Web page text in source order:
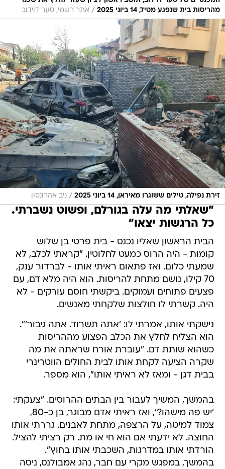
מהריסות בית שנפגע מטיל, 14 ביוני 2025
/ אתר רשמי, סער דוידוב
זירת נפילה, טילים ששוגרו מאיראן, 14 ביוני 2025 / ניב אהרונסון
"שאלתי מה עלה בגורלם, ופשוט נשברתי.
כל הרגשות יצאו"
הבית הראשון שאליו נכנס - בית פרטי בן שלוש
קומות - היה הרוס כמעט לחלוטין. "קראתי לכלב, לא
שמעתי כלום. ואז פתאום ראיתי אותו - לברדור ענק,
70 קילו, נושם מתחת להריסות. הוא היה מלא דם, עם
פצעים פתוחים ועמוקים. ביקשתי חוסם עורקים - לא
היה. קשרתי לו חולצות שלקחתי מאנשים.
נישקתי אותו, אמרתי לו: 'אתה תשרוד. אתה גיבור'".
הוא הצליח לחלץ את הכלב הפצוע מההריסות
כשהוא שותת דם. "עוברת אורח שראתה את מה
שקרה הציעה לקחת אותו לבית החולים הווטרינרי
בבית דגן - ומאז לא ראיתי אותו", הוא מספר.
בהמשך, המשיך לעבור בין הבתים ההרוסים. "צעקתי:
'יש פה מישהו?', ואז ראיתי אדם מבוגר, בן כ-80,
צמוד למיטה, על הרצפה, מתחת לאבנים. גררתי אותו
החוצה. לא ידעתי אם הוא חי או מת. רק רציתי להציל.
הורדתי אותו במדרגות, השכבתי אותו בחוץ".
בהמשך, במפגש מקרי עם חבר, נהג אמבולנס, ניסה